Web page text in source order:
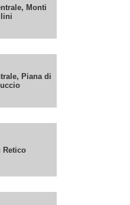
Monti
Piana di
Retico